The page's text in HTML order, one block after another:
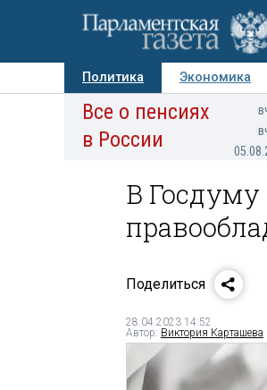
Политика Экономика
Авторы Персоны
Все о пенсиях
в России
В Госдуму
Поделиться
28.04.2023 14:52
Автор: Виктория Карташева